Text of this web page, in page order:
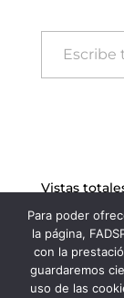
Escribe tu correo electrónico…
Vistas
Para poder
la página,
con la
guardaremos
uso de las